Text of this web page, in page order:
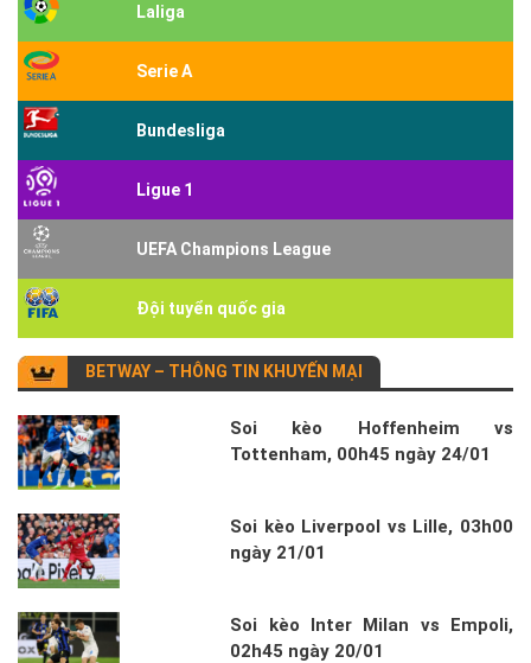
Laliga
Serie A
Bundesliga
Ligue 1
UEFA Champions League
Đội tuyển quốc gia
BETWAY – THÔNG TIN KHUYẾN MẠI
Soi kèo Hoffenheim vs
Tottenham, 00h45 ngày 24/01
Soi kèo Liverpool vs Lille, 03h00
ngày 21/01
Soi kèo Inter Milan vs Empoli,
02h45 ngày 20/01